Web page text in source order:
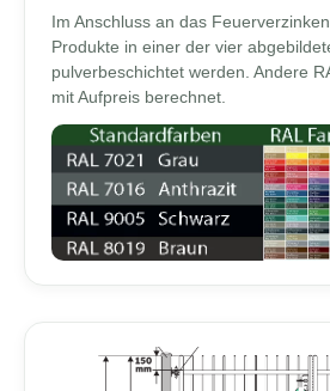
Im Anschluss an das
Produkte in einer der vier
pulverbeschichtet werden. Andere
mit Aufpreis berechnet.